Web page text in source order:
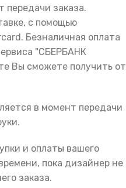
передачи заказа.
с помощью
Безналичная оплата
"СБЕРБАНК
Вы сможете получить от
в момент передачи
и оплаты вашего
пока дизайнер не
заказа.